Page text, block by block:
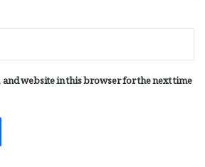
website in this browser for the next time